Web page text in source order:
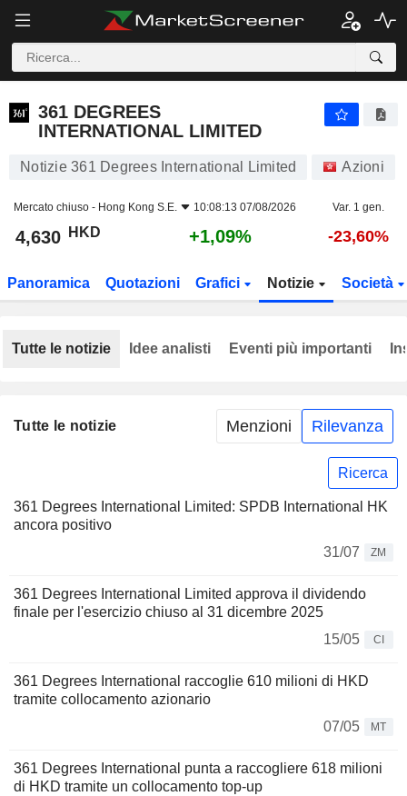
361 DEGREES
INTERNATIONAL LIMITED
Notizie 361 Degrees International Limited Azioni
Mercato chiuso - Hong Kong S.E. 10:08:13 07/08/2026 Var. 1 gen.
4,630 HKD +1,09% -23,60%
Panoramica Quotazioni Grafici Notizie Società
Tutte le notizie Menzioni Rilevanza
Ricerca
361 Degrees International Limited: SPDB International HK
ancora positivo
31/07
ZM
361 Degrees International Limited approva il dividendo
finale per l'esercizio chiuso al 31 dicembre 2025
15/05
CI
361 Degrees International raccoglie 610 milioni di HKD
tramite collocamento azionario
07/05
MT
361 Degrees International punta a raccogliere 618 milioni
di HKD tramite un collocamento top-up
Tutte le notizie Idee analisti Eventi più importanti